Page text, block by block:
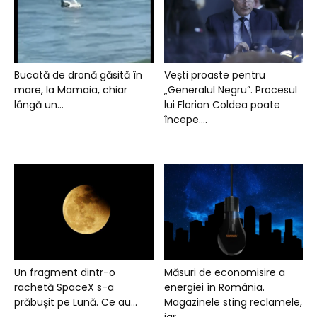
Bucată de dronă găsită în
mare, la Mamaia, chiar
lângă un...
Vești proaste pentru
„Generalul Negru”. Procesul
lui Florian Coldea poate
începe....
Un fragment dintr-o
rachetă SpaceX s-a
prăbușit pe Lună. Ce au...
Măsuri de economisire a
energiei în România.
Magazinele sting reclamele,